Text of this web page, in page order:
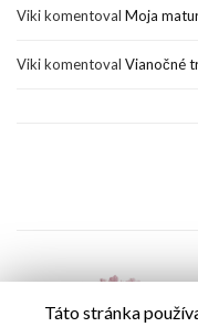
Vikikomentoval Moja
Vikikomentoval Vianočné
Táto stránka